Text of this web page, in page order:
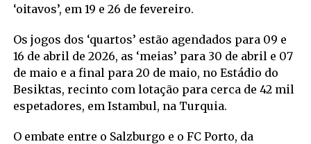
‘oitavos’, em 19 e 26 de fevereiro.
Os jogos dos ‘quartos’ estão agendados para 09 e
16 de abril de 2026, as ‘meias’ para 30 de abril e 07
de maio e a final para 20 de maio, no Estádio do
Besiktas, recinto com lotação para cerca de 42 mil
espetadores, em Istambul, na Turquia.
O embate entre o Salzburgo e o FC Porto, da